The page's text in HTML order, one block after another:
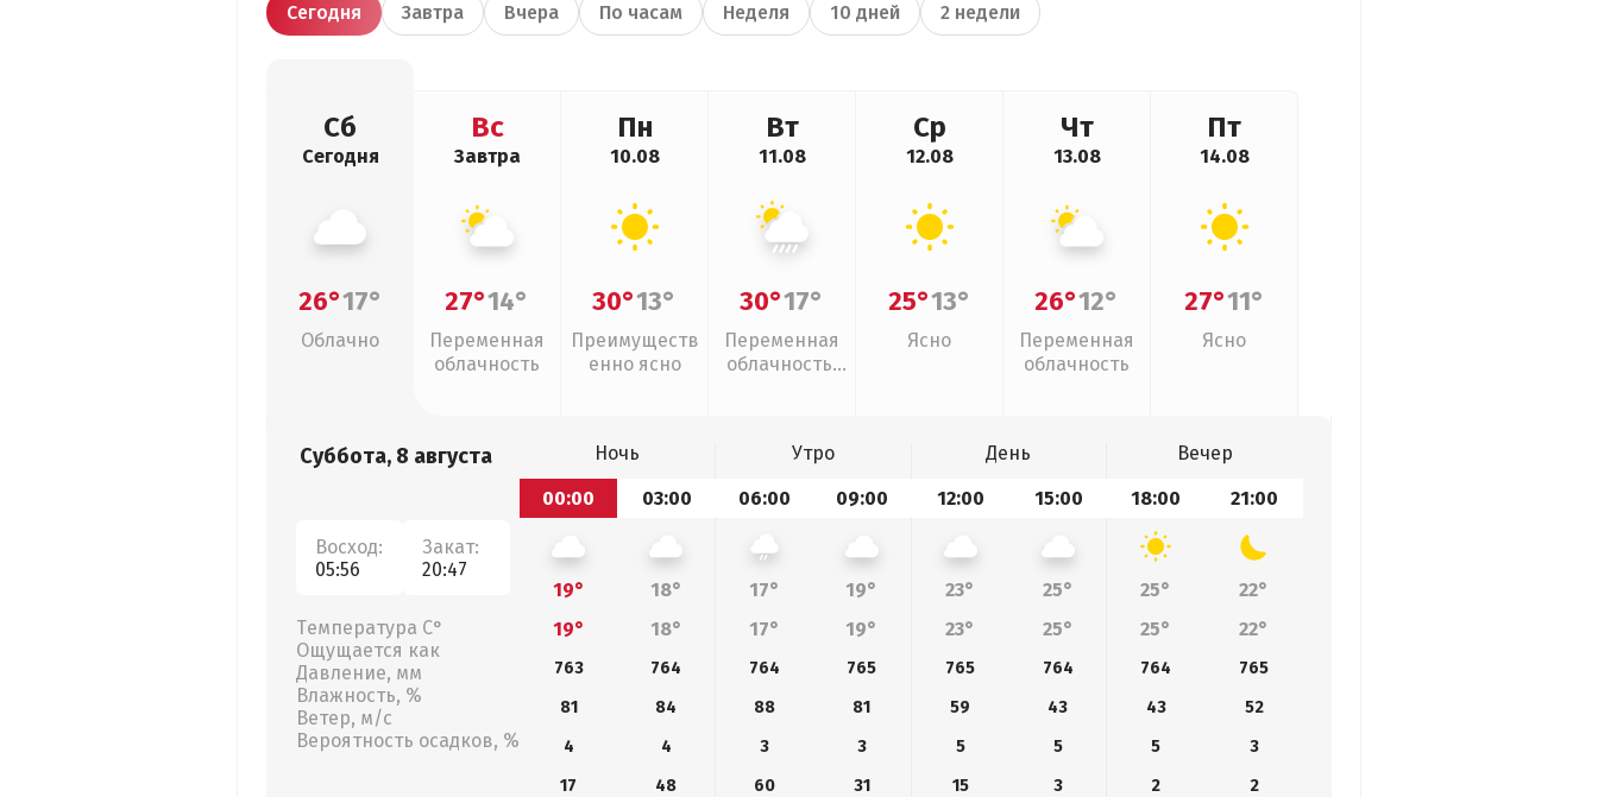
Сегодня Завтра Вчера По часам Неделя 10 дней 2 недели
Сб
Сегодня
26°17°
Облачно
Вс
Завтра
27°14°
Переменная
облачность
Пн
10.08
30°13°
Преимуществ
енно ясно
Вт
11.08
30°17°
Переменная
облачность,
Ср
12.08
25°13°
Ясно
Чт
13.08
26°12°
Переменная
облачность
Пт
14.08
27°11°
Ясно
Суббота, 8 августа
Восход:
05:56
Закат:
20:47
Температура С°
Ощущается как
Давление, мм
Влажность, %
Ветер, м/с
Вероятность осадков, %
Ночь Утро День
Вечер
00:00
03:00 06:00 09:00 12:00 15:00 18:00 21:00
19° 18° 17° 19° 23° 25° 25°
22°
19°
18° 17° 19° 23° 25° 25° 22°
763 764 764 765 765 764 764
765
81
84 88 81 59 43 43
52
4
4 3 3 5 5 5
3
17
48 60 31 15 3 2 2